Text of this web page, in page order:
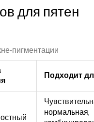
для пятен
пигментации
Подходит
нормальная,